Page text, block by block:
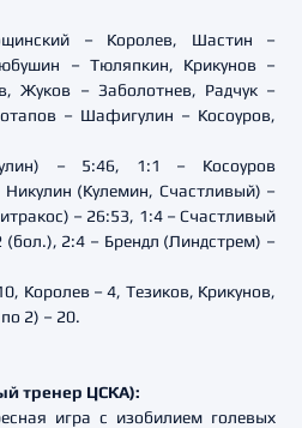
– Королев, Шастин –
– Тюляпкин, Крикунов –
Жуков – Заболотнев, Радчук –
– Шафигулин – Косоуров,
– 5:46, 1:1 – Косоуров
(Кулемин, Счастливый) –
– 26:53, 1:4 – Счастливый
2:4 – Брендл (Линдстрем) –
Королев – 4, Тезиков, Крикунов,
2) – 20.
тренер ЦСКА):
игра с изобилием голевых